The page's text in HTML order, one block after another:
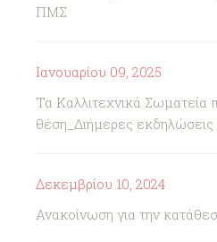
ΠΜΣ
Ιανουαρίου 09, 2025
Τα Καλλιτεχνικά Σωματεία
θέση_Διήμερες εκδηλώσεις
Δεκεμβρίου 10, 2024
Ανακοίνωση για την